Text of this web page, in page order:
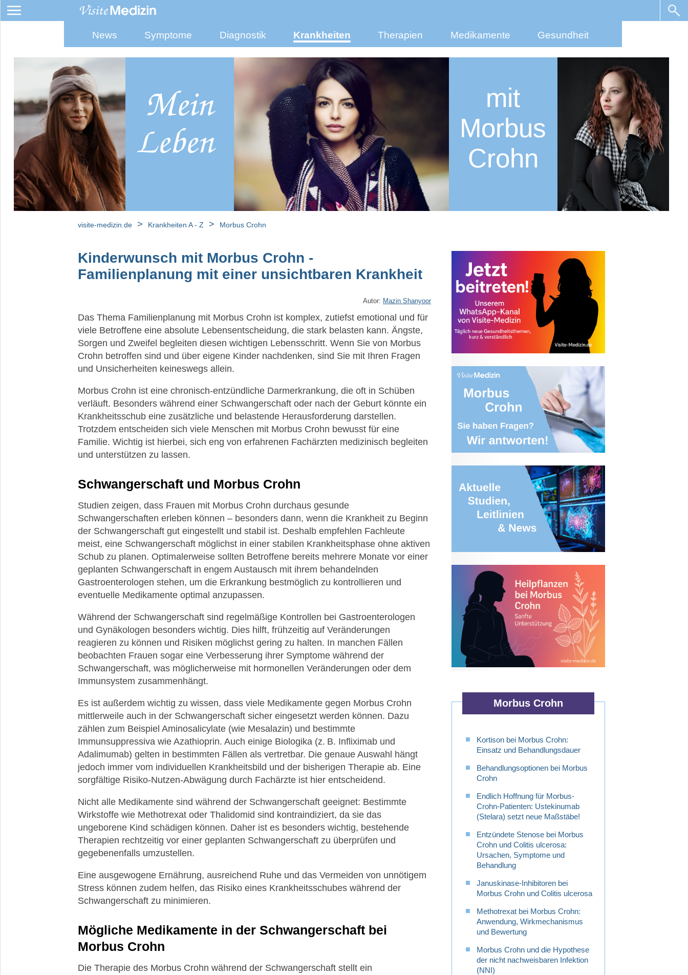
News Symptome Diagnostik Krankheiten Therapien Medikamente Gesundheit
visite-medizin.de > Krankheiten A - Z > Morbus Crohn
Kinderwunsch mit Morbus Crohn -
Familienplanung mit einer unsichtbaren Krankheit
Autor: Mazin Shanyoor
Das Thema Familienplanung mit Morbus Crohn ist komplex, zutiefst emotional und für
viele Betroffene eine absolute Lebensentscheidung, die stark belasten kann. Ängste,
Sorgen und Zweifel begleiten diesen wichtigen Lebensschritt. Wenn Sie von Morbus
Crohn betroffen sind und über eigene Kinder nachdenken, sind Sie mit Ihren Fragen
und Unsicherheiten keineswegs allein.
Morbus Crohn ist eine chronisch-entzündliche Darmerkrankung, die oft in Schüben
verläuft. Besonders während einer Schwangerschaft oder nach der Geburt könnte ein
Krankheitsschub eine zusätzliche und belastende Herausforderung darstellen.
Trotzdem entscheiden sich viele Menschen mit Morbus Crohn bewusst für eine
Familie. Wichtig ist hierbei, sich eng von erfahrenen Fachärzten medizinisch begleiten
und unterstützen zu lassen.
Schwangerschaft und Morbus Crohn
Studien zeigen, dass Frauen mit Morbus Crohn durchaus gesunde
Schwangerschaften erleben können – besonders dann, wenn die Krankheit zu Beginn
der Schwangerschaft gut eingestellt und stabil ist. Deshalb empfehlen Fachleute
meist, eine Schwangerschaft möglichst in einer stabilen Krankheitsphase ohne aktiven
Schub zu planen. Optimalerweise sollten Betroffene bereits mehrere Monate vor einer
geplanten Schwangerschaft in engem Austausch mit ihrem behandelnden
Gastroenterologen stehen, um die Erkrankung bestmöglich zu kontrollieren und
eventuelle Medikamente optimal anzupassen.
Während der Schwangerschaft sind regelmäßige Kontrollen bei Gastroenterologen
und Gynäkologen besonders wichtig. Dies hilft, frühzeitig auf Veränderungen
reagieren zu können und Risiken möglichst gering zu halten. In manchen Fällen
beobachten Frauen sogar eine Verbesserung ihrer Symptome während der
Schwangerschaft, was möglicherweise mit hormonellen Veränderungen oder dem
Immunsystem zusammenhängt.
Es ist außerdem wichtig zu wissen, dass viele Medikamente gegen Morbus Crohn
mittlerweile auch in der Schwangerschaft sicher eingesetzt werden können. Dazu
zählen zum Beispiel Aminosalicylate (wie Mesalazin) und bestimmte
Immunsuppressiva wie Azathioprin. Auch einige Biologika (z. B. Infliximab und
Adalimumab) gelten in bestimmten Fällen als vertretbar. Die genaue Auswahl hängt
jedoch immer vom individuellen Krankheitsbild und der bisherigen Therapie ab. Eine
sorgfältige Risiko-Nutzen-Abwägung durch Fachärzte ist hier entscheidend.
Nicht alle Medikamente sind während der Schwangerschaft geeignet: Bestimmte
Wirkstoffe wie Methotrexat oder Thalidomid sind kontraindiziert, da sie das
ungeborene Kind schädigen können. Daher ist es besonders wichtig, bestehende
Therapien rechtzeitig vor einer geplanten Schwangerschaft zu überprüfen und
gegebenenfalls umzustellen.
Eine ausgewogene Ernährung, ausreichend Ruhe und das Vermeiden von unnötigem
Stress können zudem helfen, das Risiko eines Krankheitsschubes während der
Schwangerschaft zu minimieren.
Mögliche Medikamente in der Schwangerschaft bei
Morbus Crohn
Die Therapie des Morbus Crohn während der Schwangerschaft stellt ein
Morbus Crohn
Kortison bei Morbus Crohn:
Einsatz und Behandlungsdauer
Behandlungsoptionen bei Morbus
Crohn
Endlich Hoffnung für Morbus-
Crohn-Patienten: Ustekinumab
(Stelara) setzt neue Maßstäbe!
Entzündete Stenose bei Morbus
Crohn und Colitis ulcerosa:
Ursachen, Symptome und
Behandlung
Januskinase-Inhibitoren bei
Morbus Crohn und Colitis ulcerosa
Methotrexat bei Morbus Crohn:
Anwendung, Wirkmechanismus
und Bewertung
Morbus Crohn und die Hypothese
der nicht nachweisbaren Infektion
(NNI)
Leaky-
Gut-
Syndrom
Morbus
Crohn
Wir
beantworten
Behandlung
Belastung
Darmprobleme
versteckte
Krebsrisiko
Calprotectin-
Heilpflanzen